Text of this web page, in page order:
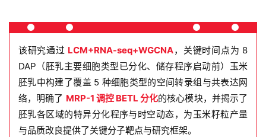
该研究通过 LCM+RNA-seq+WGCNA，关键时间点为 8
DAP（胚乳主要细胞类型已分化、储存程序启动前）玉米
胚乳中构建了覆盖 5 种细胞类型的空间转录组与共表达网
络，明确了 MRP-1 调控 BETL 分化的核心模块，并揭示了
胚乳各区域的特异分化程序与时空动态，为玉米籽粒产量
与品质改良提供了关键分子靶点与研究框架。